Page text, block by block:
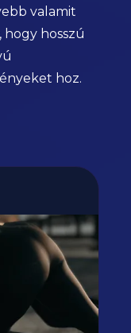
valamit
hogy hosszú
hoz.
is a
száz recept,
a